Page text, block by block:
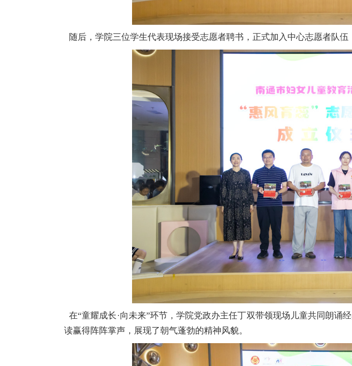
随后，学院三位学生代表现场接受志愿者聘书，正式加入中心志愿者队伍
在“童耀成长·向未来”环节，学院党政办主任丁双带领现场儿童共同朗诵
读赢得阵阵掌声，展现了朝气蓬勃的精神风貌。